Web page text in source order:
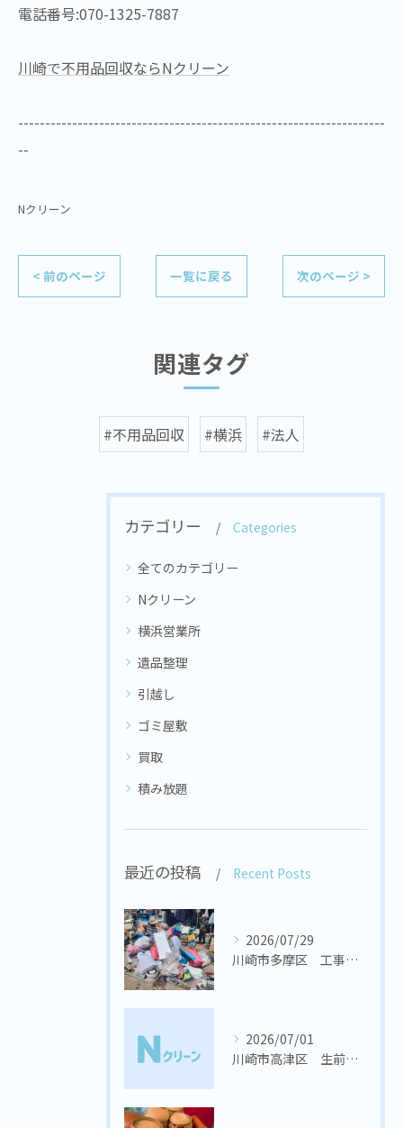
電話番号:070-1325-7887
川崎で不用品回収ならNクリーン
--------------------------------------------------------------------
--
Nクリーン
< 前のページ 一覧に戻る 次のページ >
関連タグ
#不用品回収 #横浜 #法人
カテゴリー Categories
全てのカテゴリー
Nクリーン
横浜営業所
遺品整理
引越し
ゴミ屋敷
買取
積み放題
最近の投稿 Recent Posts
2026/07/29
川崎市多摩区 工事会社様 置き場の不用品回収
2026/07/01
川崎市高津区 生前整理